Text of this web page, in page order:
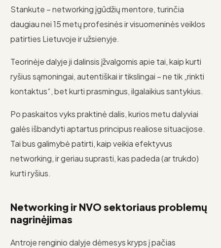
Stankute – networking įgūdžių mentore, turinčia
daugiau nei 15 metų profesinės ir visuomeninės veiklos
patirties Lietuvoje ir užsienyje.
Teorinėje dalyje ji dalinsis įžvalgomis apie tai, kaip kurti
ryšius sąmoningai, autentiškai ir tikslingai – ne tik „rinkti
kontaktus“, bet kurti prasmingus, ilgalaikius santykius.
Po paskaitos vyks praktinė dalis, kurios metu dalyviai
galės išbandyti aptartus principus realiose situacijose.
Tai bus galimybė patirti, kaip veikia efektyvus
networking, ir geriau suprasti, kas padeda (ar trukdo)
kurti ryšius.
Networking ir NVO sektoriaus problemų
nagrinėjimas
Antroje renginio dalyje dėmesys kryps į pačias